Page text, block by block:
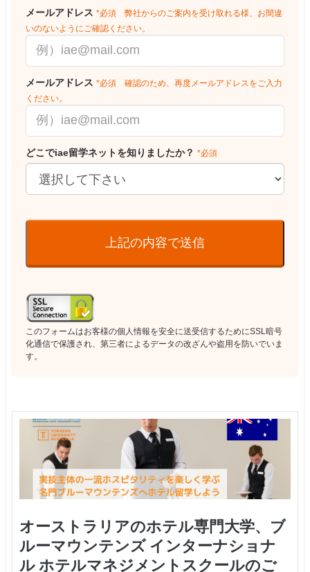
メールアドレス *必須 弊社からのご案内を受け取れる様、お間違
いのないようにご確認ください。
メールアドレス *必須 確認のため、再度メールアドレスをご入力
ください。
どこでiae留学ネットを知りましたか？ *必須
上記の内容で送信
このフォームはお客様の個人情報を安全に送受信するためにSSL暗号
化通信で保護され、第三者によるデータの改ざんや盗用を防いでいま
す。